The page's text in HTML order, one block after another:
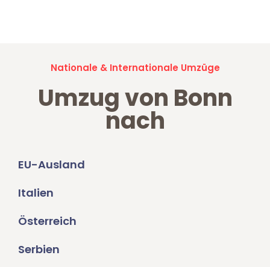
Nationale & Internationale Umzüge
Umzug von Bonn
nach
EU-Ausland
Italien
Österreich
Serbien